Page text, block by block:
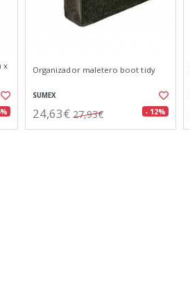
x
Organizador maletero boot tidy
SUMEX
24,63€ 27,93€ - 12%